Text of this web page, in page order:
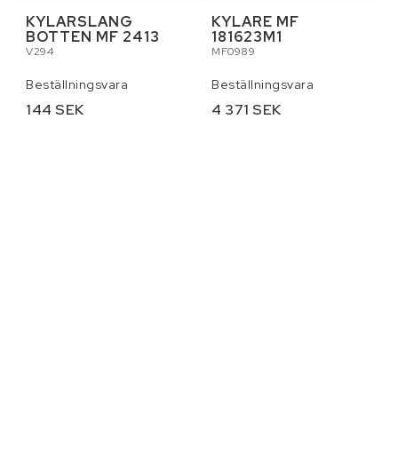
KYLARSLANG
BOTTEN MF 2413
V294
Beställningsvara
144 SEK
KYLARE MF
181623M1
MF0989
Beställningsvara
4 371 SEK